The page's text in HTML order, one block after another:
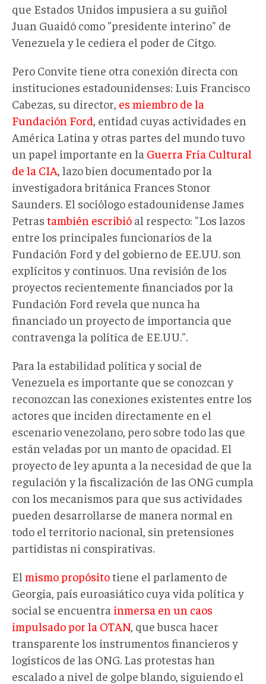
que Estados Unidos impusiera a su guiñol
Juan Guaidó como "presidente interino" de
Venezuela y le cediera el poder de Citgo.
Pero Convite tiene otra conexión directa con
instituciones estadounidenses: Luis Francisco
Cabezas, su director, es miembro de la
Fundación Ford , entidad cuyas actividades en
América Latina y otras partes del mundo tuvo
un papel importante en la Guerra Fría Cultural
de la CIA , lazo bien documentado por la
investigadora británica Frances Stonor
Saunders. El sociólogo estadounidense James
Petras también escribió al respecto: "Los lazos
entre los principales funcionarios de la
Fundación Ford y del gobierno de EE.UU. son
explícitos y continuos. Una revisión de los
proyectos recientemente financiados por la
Fundación Ford revela que nunca ha
financiado un proyecto de importancia que
contravenga la política de EE.UU.".
Para la estabilidad política y social de
Venezuela es importante que se conozcan y
reconozcan las conexiones existentes entre los
actores que inciden directamente en el
escenario venezolano, pero sobre todo las que
están veladas por un manto de opacidad. El
proyecto de ley apunta a la necesidad de que la
regulación y la fiscalización de las ONG cumpla
con los mecanismos para que sus actividades
pueden desarrollarse de manera normal en
todo el territorio nacional, sin pretensiones
partidistas ni conspirativas.
El mismo propósitotiene el parlamento de
Georgia, país euroasiático cuya vida política y
social se encuentra inmersa en un caos
impulsado por la OTAN , que busca hacer
transparente los instrumentos financieros y
logísticos de las ONG. Las protestas han
escalado a nivel de golpe blando, siguiendo el